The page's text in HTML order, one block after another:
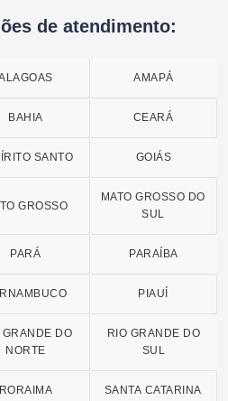
de atendimento:
AMAPÁ
BAHIA CEARÁ
SANTO GOIÁS
GROSSO
MATO GROSSO DO
SUL
PARÁ PARAÍBA
PIAUÍ
GRANDE DO
NORTE
RIO GRANDE DO
SUL
RORAIMA SANTA CATARINA